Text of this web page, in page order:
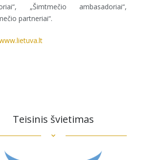
„Šimtmečio ambasadoriai“,
partneriai“.
Teisinis švietimas